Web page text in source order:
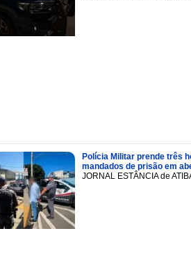
Polícia Militar prende três
mandados de prisão em
JORNAL ESTÂNCIA de